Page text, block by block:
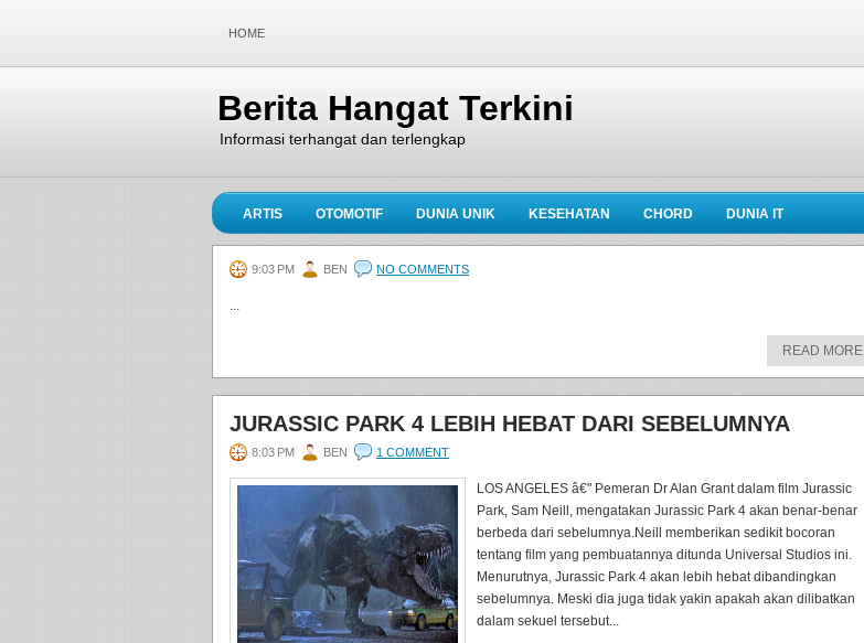
HOME
Berita Hangat Terkini
Informasi terhangat dan terlengkap
ARTIS OTOMOTIF DUNIA UNIK KESEHATAN CHORD DUNIA IT
9:03 PM BEN NO COMMENTS
...
READ MORE
JURASSIC PARK 4 LEBIH HEBAT DARI SEBELUMNYA
8:03 PM BEN 1 COMMENT
LOS ANGELES â€" Pemeran Dr Alan Grant dalam film Jurassic
Park, Sam Neill, mengatakan Jurassic Park 4 akan benar-benar
berbeda dari sebelumnya.Neill memberikan sedikit bocoran
tentang film yang pembuatannya ditunda Universal Studios ini.
Menurutnya, Jurassic Park 4 akan lebih hebat dibandingkan
sebelumnya. Meski dia juga tidak yakin apakah akan dilibatkan
dalam sekuel tersebut...